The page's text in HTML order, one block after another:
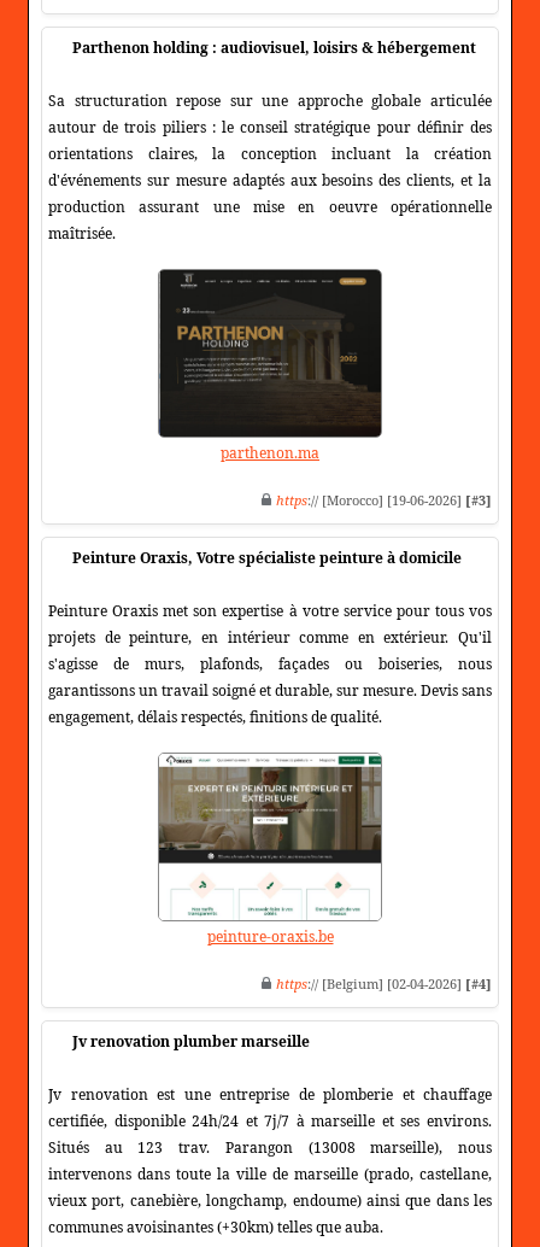
Parthenon holding : audiovisuel, loisirs & hébergement
Sa structuration repose sur une approche globale articulée
autour de trois piliers : le conseil stratégique pour définir des
orientations claires, la conception incluant la création
d'événements sur mesure adaptés aux besoins des clients, et la
production assurant une mise en oeuvre opérationnelle
maîtrisée.
parthenon.ma
https:// [Morocco] [19-06-2026] [#3]
Peinture Oraxis, Votre spécialiste peinture à domicile
Peinture Oraxis met son expertise à votre service pour tous vos
projets de peinture, en intérieur comme en extérieur. Qu'il
s'agisse de murs, plafonds, façades ou boiseries, nous
garantissons un travail soigné et durable, sur mesure. Devis sans
engagement, délais respectés, finitions de qualité.
peinture-oraxis.be
https:// [Belgium] [02-04-2026] [#4]
Jv renovation plumber marseille
Jv renovation est une entreprise de plomberie et chauffage
certifiée, disponible 24h/24 et 7j/7 à marseille et ses environs.
Situés au 123 trav. Parangon (13008 marseille), nous
intervenons dans toute la ville de marseille (prado, castellane,
vieux port, canebière, longchamp, endoume) ainsi que dans les
communes avoisinantes (+30km) telles que auba.